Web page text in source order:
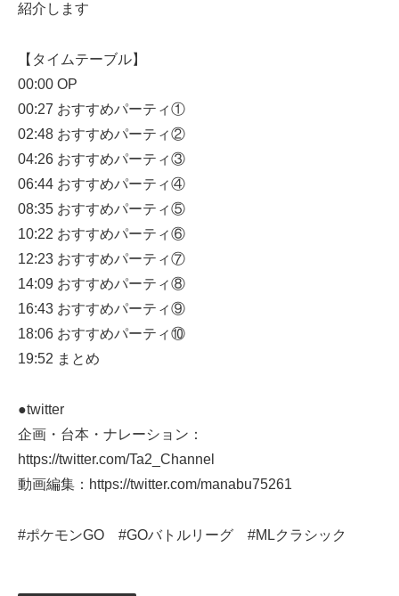
紹介します
【タイムテーブル】
00:00​​​ OP
00:27 おすすめパーティ①
02:48 おすすめパーティ②
04:26 おすすめパーティ③
06:44 おすすめパーティ④
08:35 おすすめパーティ⑤
10:22 おすすめパーティ⑥
12:23 おすすめパーティ⑦
14:09 おすすめパーティ⑧
16:43 おすすめパーティ⑨
18:06 おすすめパーティ⑩
19:52 まとめ
●twitter
企画・台本・ナレーション：
https://twitter.com/Ta2_Channel​​​​​​​​​
動画編集：https://twitter.com/manabu75261
#ポケモンGO​​​​​​​​​​​​​ #GOバトルリーグ​​​​​​​​​​​​​ #MLクラシック